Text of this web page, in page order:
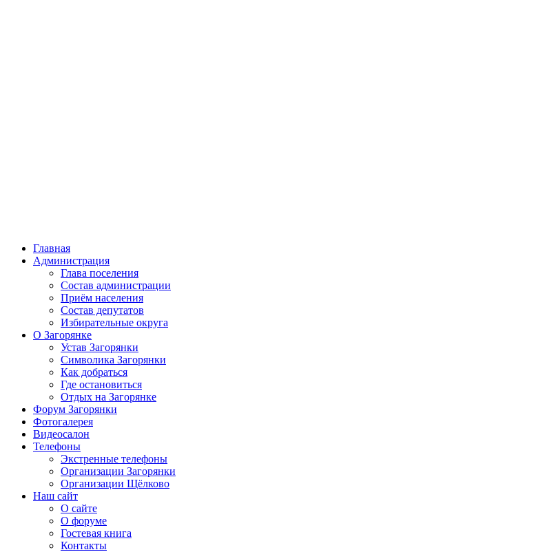
Главная
Администрация
Глава поселения
Состав администрации
Приём населения
Состав депутатов
Избирательные округа
О Загорянке
Устав Загорянки
Символика Загорянки
Как добраться
Где остановиться
Отдых на Загорянке
Форум Загорянки
Фотогалерея
Видеосалон
Телефоны
Экстренные телефоны
Организации Загорянки
Организации Щёлково
Наш сайт
О сайте
О форуме
Гостевая книга
Контакты